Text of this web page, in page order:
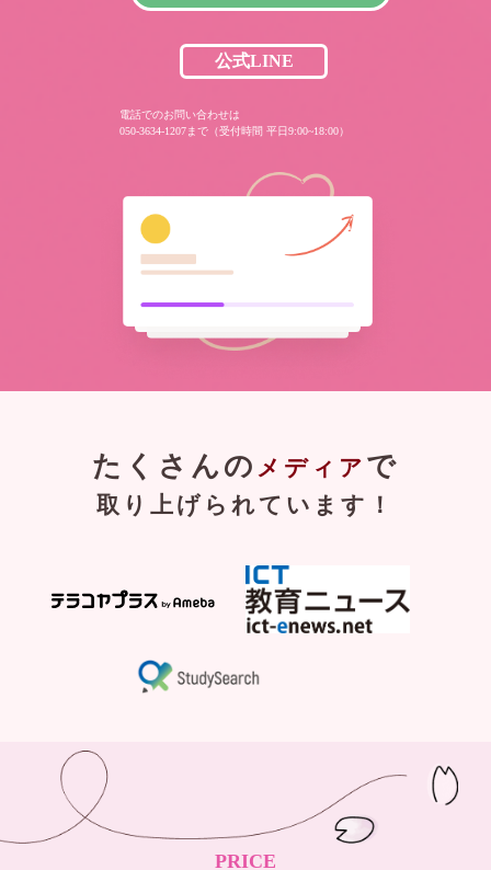
公式LINE
電話でのお問い合わせは
050-3634-1207まで（受付時間 平日9:00~18:00）
たくさんの メディア で
取り上げられています！
PRICE